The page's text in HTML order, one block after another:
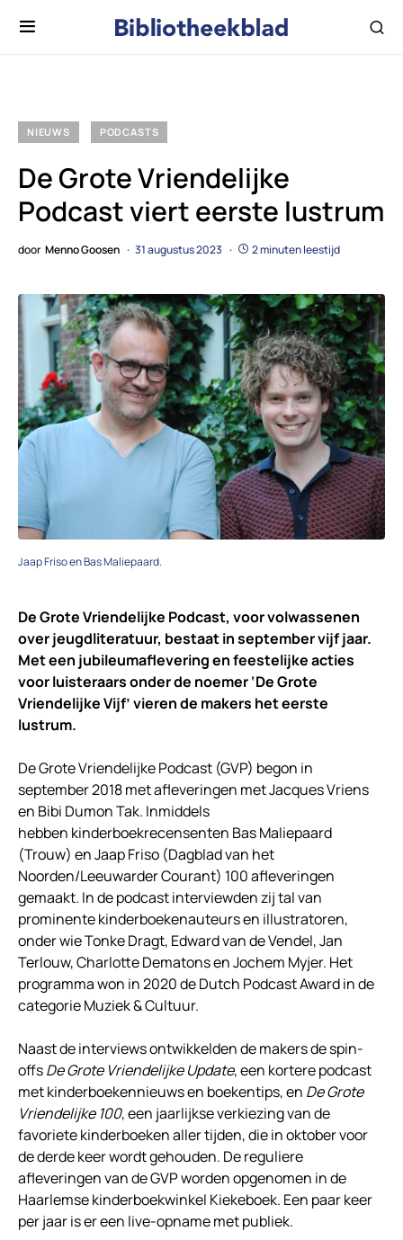
NIEUWS PODCASTS
De Grote Vriendelijke
Podcast viert eerste lustrum
door Menno Goosen 31 augustus 2023 2 minuten leestijd
Jaap Friso en Bas Maliepaard.
De Grote Vriendelijke Podcast, voor volwassenen
over jeugdliteratuur, bestaat in september vijf jaar.
Met een jubileumaflevering en feestelijke acties
voor luisteraars onder de noemer ‘De Grote
Vriendelijke Vijf’ vieren de makers het eerste
lustrum.
De Grote Vriendelijke Podcast (GVP) begon in
september 2018 met afleveringen met Jacques Vriens
en Bibi Dumon Tak. Inmiddels
hebben kinderboekrecensenten Bas Maliepaard
(Trouw) en Jaap Friso (Dagblad van het
Noorden/Leeuwarder Courant) 100 afleveringen
gemaakt. In de podcast interviewden zij tal van
prominente kinderboekenauteurs en illustratoren,
onder wie Tonke Dragt, Edward van de Vendel, Jan
Terlouw, Charlotte Dematons en Jochem Myjer. Het
programma won in 2020 de Dutch Podcast Award in de
categorie Muziek & Cultuur.
Naast de interviews ontwikkelden de makers de spin-
offsDe Grote Vriendelijke Update, een kortere podcast
met kinderboekennieuws en boekentips, en De Grote
Vriendelijke 100, een jaarlijkse verkiezing van de
favoriete kinderboeken aller tijden, die in oktober voor
de derde keer wordt gehouden. De reguliere
afleveringen van de GVP worden opgenomen in de
Haarlemse kinderboekwinkel Kiekeboek. Een paar keer
per jaar is er een live-opname met publiek.